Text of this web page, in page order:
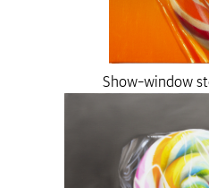
Show-window